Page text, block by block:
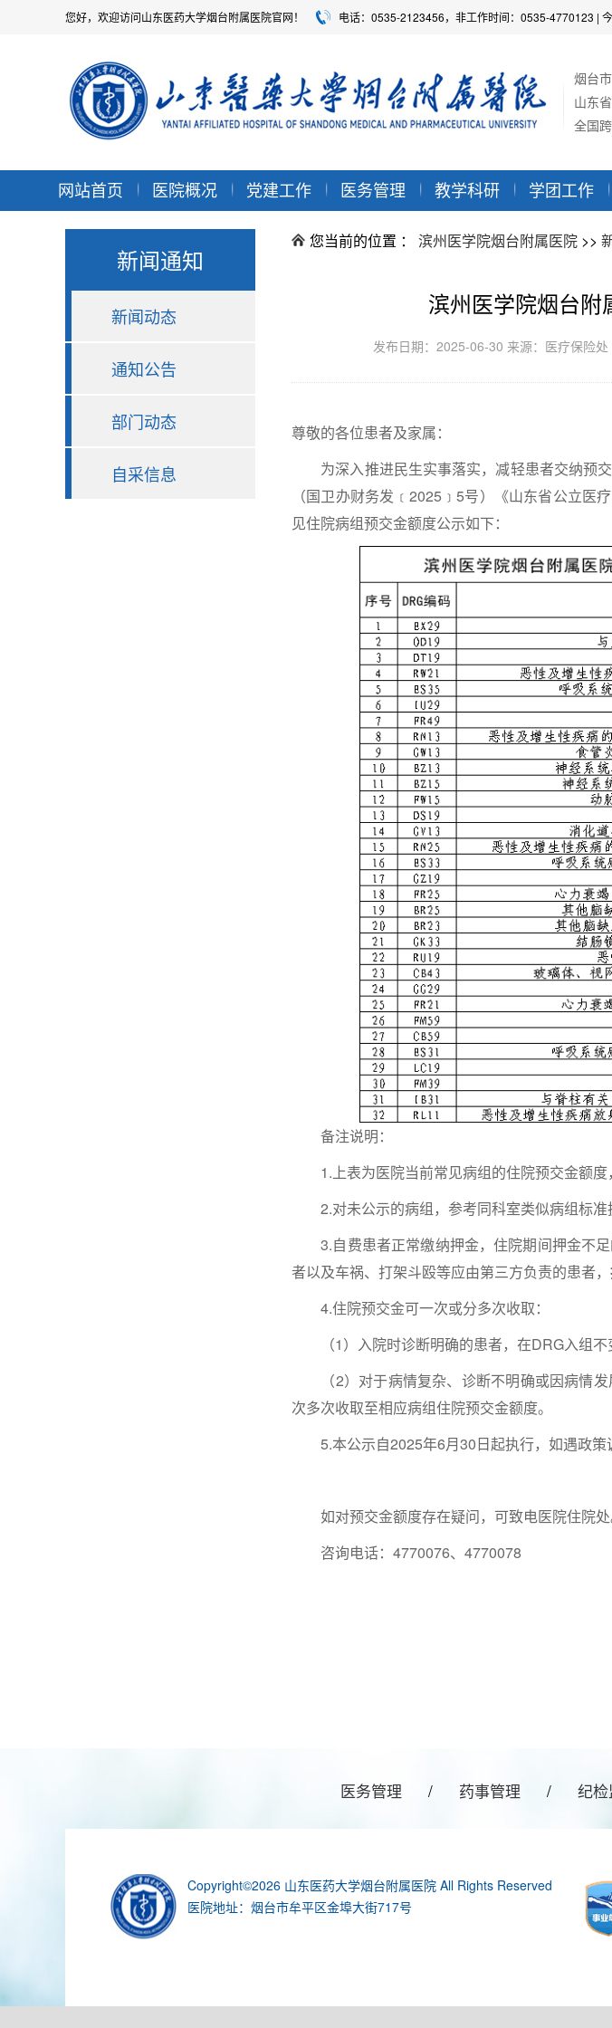
您好，欢迎访问山东医药大学烟台附属医院官网！ 电话：0535-2123456，非工作时间：0535-4770123 |
烟台
山东
全国
网站首页 医院概况 党建工作 医务管理 教学科研 学团工作
新闻通知
新闻动态
通知公告
部门动态
自采信息
您当前的位置 ： 滨州医学院烟台附属医院 >>
滨州医学院烟台
发布日期：2025-06-30 来源：医疗保险
尊敬的各位患者及家属：
为深入推进民生实事落实，减轻患者交纳预交
（国卫办财务发﹝2025﹞5号）《山东省公立
见住院病组预交金额度公示如下：
备注说明：
1.上表为医院当前常见病组的住院预交金额度
2.对未公示的病组，参考同科室类似病组标准
3.自费患者正常缴纳押金，住院期间押金不足
者以及车祸、打架斗殴等应由第三方负责的患者，
4.住院预交金可一次或分多次收取：
（1）入院时诊断明确的患者，在DRG入组不
（2）对于病情复杂、诊断不明确或因病情发
次多次收取至相应病组住院预交金额度。
5.本公示自2025年6月30日起执行，如遇政策
如对预交金额度存在疑问，可致电医院住院处
咨询电话：4770076、4770078
滨州医学院
2025年6
医务管理 / 药事管理 / 纪
Copyright©2026 山东医药大学烟台附属医院 All Rights Reserved
医院地址：烟台市牟平区金埠大街717号